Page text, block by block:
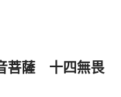
菩薩 十四無畏